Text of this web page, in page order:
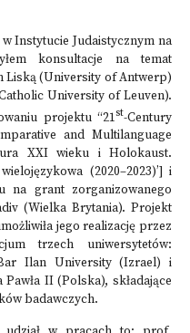
Instytucie Judaistycznym na
konsultacje na temat
Liską (University of Antwerp)
University of Leuven).
projektu “21st-Century
and Multilanguage
XXI wieku i Holokaust.
(2020–2023)’] i
grant zorganizowanego
(Wielka Brytania). Projekt
jego realizację przez
trzech uniwersytetów:
Ilan University (Izrael) i
II (Polska), składające
badawczych.